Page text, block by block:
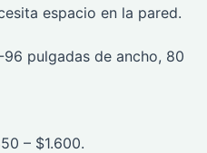
espacio en la pared.
96 pulgadas de ancho, 80
– $1.600.